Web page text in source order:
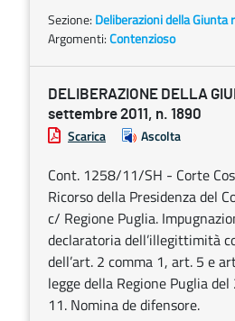
Sezione: Deliberazioni della Giunta
Argomenti:Contenzioso
DELIBERAZIONE DELLA
settembre 2011, n. 1890
Scarica Ascolta
Cont. 1258/11/SH - Corte
Ricorso della Presidenza del
c/ Regione Puglia.
declaratoria dell’illegittimità
dell’art. 2 comma 1, art. 5 e
legge della Regione Puglia
11. Nomina de difensore.